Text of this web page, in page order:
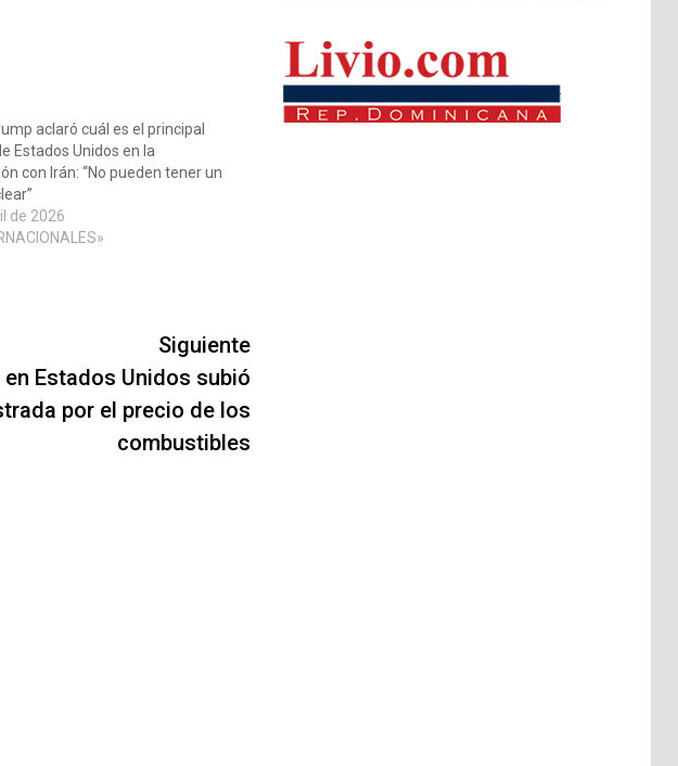
aclaró cuál es el principal
Estados Unidos en la
con Irán: “No pueden tener un
de 2026
Siguiente
Estados Unidos subió
por el precio de los
combustibles